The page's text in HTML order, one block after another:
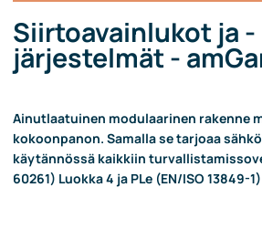
Siirtoavainlukot ja -
järjestelmät -
Ainutlaatuinen modulaarinen rakenne
kokoonpanon. Samalla se tarjoaa
käytännössä kaikkiin
60261) Luokka 4 ja PLe (EN/ISO 13849-1)